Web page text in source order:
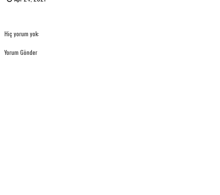
Hiç yorum yok:
Yorum Gönder